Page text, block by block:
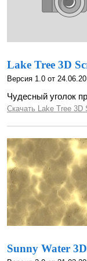
Lake Tree 3D
Версия 1.0 от
Чудесный уголок
Скачать Lake Tree 3D
Sunny Water